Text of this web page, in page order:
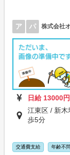
ア パ 株式会社
日給 13000
江東区 / 新
歩5分
交通費支給 年齢不問